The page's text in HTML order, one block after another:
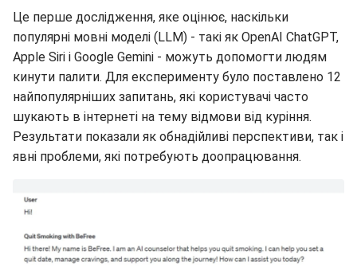
Це перше дослідження, яке оцінює, наскільки
популярні мовні моделі (LLM) - такі як OpenAI ChatGPT,
Apple Siri і Google Gemini - можуть допомогти людям
кинути палити. Для експерименту було поставлено 12
найпопулярніших запитань, які користувачі часто
шукають в інтернеті на тему відмови від куріння.
Результати показали як обнадійливі перспективи, так і
явні проблеми, які потребують доопрацювання.